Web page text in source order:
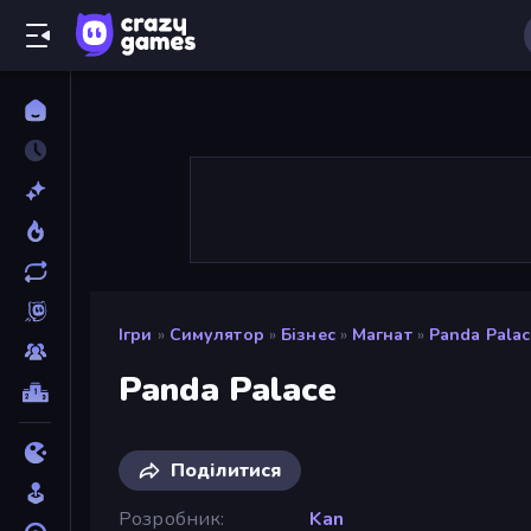
Ігри » Симулятор » Бізнес » Магнат » Panda
Panda Palace
Поділитися
Розробник
Kan